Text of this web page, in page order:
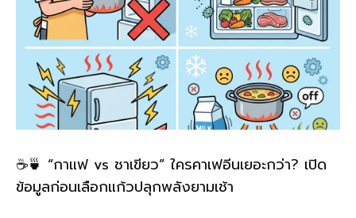
☕🍵 “กาแฟ vs ชาเขียว” ใครคาเฟอีนเยอะกว่า? เปิด
ข้อมูลก่อนเลือกแก้วปลุกพลังยามเช้า